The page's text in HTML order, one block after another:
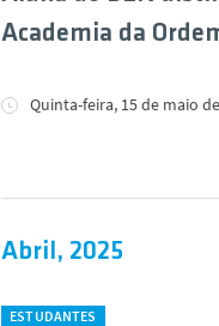
Academia da
Quinta-feira, 15 de maio
Abril, 2025
ESTUDANTES